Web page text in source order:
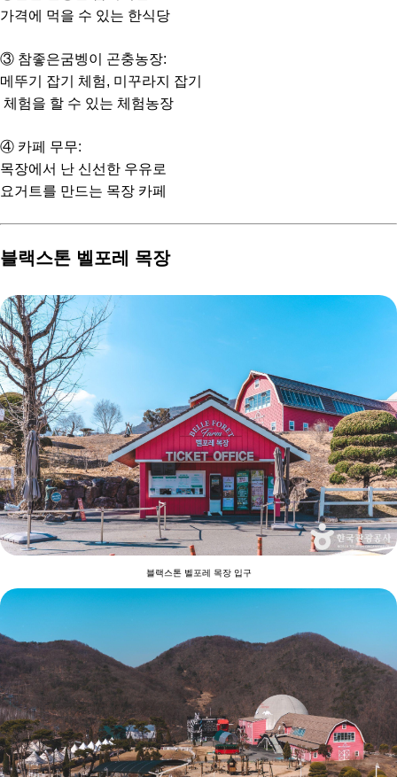
가격에 먹을 수 있는 한식당
③ 참좋은굼벵이 곤충농장:
메뚜기 잡기 체험, 미꾸라지 잡기
체험을 할 수 있는 체험농장
④ 카페 무무:
목장에서 난 신선한 우유로
요거트를 만드는 목장 카페
블랙스톤 벨포레 목장
블랙스톤 벨포레 목장 입구